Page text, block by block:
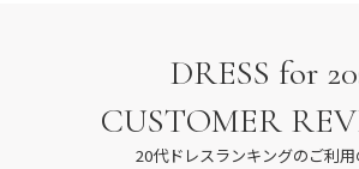
DRESS for
CUSTOMER
20代ドレスランキングのご利